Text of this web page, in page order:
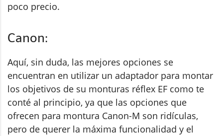
poco precio.
Canon:
Aquí, sin duda, las mejores opciones se
encuentran en utilizar un adaptador para montar
los objetivos de su monturas réflex EF como te
conté al principio, ya que las opciones que
ofrecen para montura Canon-M son ridículas,
pero de querer la máxima funcionalidad y el